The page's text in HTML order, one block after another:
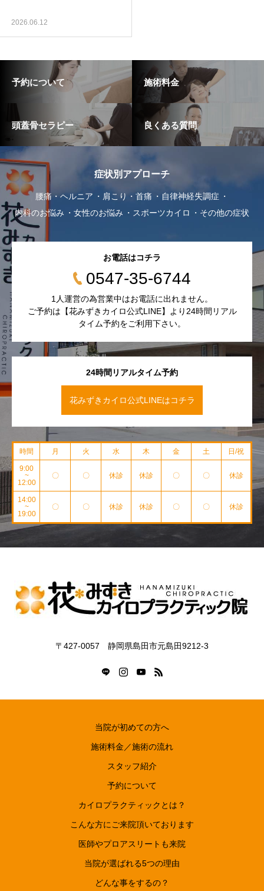
2026.06.12
予約について 施術料金
頭蓋骨セラピー 良くある質問
症状別アプローチ
腰痛・ヘルニア 肩こり・首痛
自律神経失調症
内科のお悩み
女性のお悩み スポーツカイロ その他の症状
24時間リアルタイム予約
花みずきカイロ公式LINEはコチラ
お電話はコチラ
0547-35-6744
1人運営の為営業中はお電話に出れません。
ご予約は【花みずきカイロ公式LINE】より24時間リアル
タイム予約をご利用下さい。
時間 月 火 水 木 金 土 日/祝
9:00
~
12:00
〇 〇 休診 休診 〇 〇 休診
14:00
~
19:00
〇 〇 休診 休診 〇 〇 休診
〒427-0057 静岡県島田市元島田9212-3
当院が初めての方へ
施術料金／施術の流れ
スタッフ紹介
予約について
カイロプラクティックとは？
こんな方にご来院頂いております
医師やプロアスリートも来院
当院が選ばれる5つの理由
どんな事をするの？